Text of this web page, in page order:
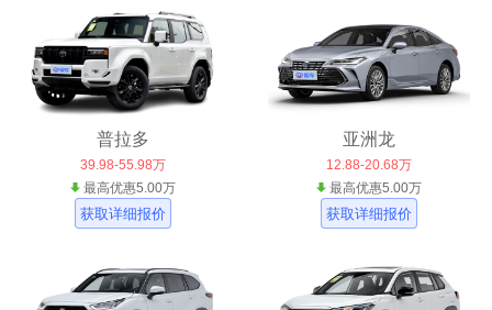
普拉多
39.98-55.98万
最高优惠5.00万
获取详细报价
亚洲龙
12.88-20.68万
最高优惠5.00万
获取详细报价